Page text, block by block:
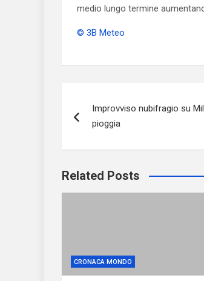
medio lungo termine
© 3B Meteo
articoli
Improvviso nubifragio su
pioggia
Related Posts
CRONACA MONDO